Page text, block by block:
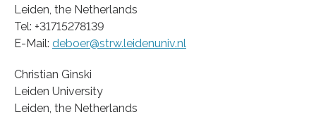
Leiden, the Netherlands
Tel: +31715278139
E-Mail: deboer@strw.leidenuniv.nl
Christian Ginski
Leiden University
Leiden, the Netherlands